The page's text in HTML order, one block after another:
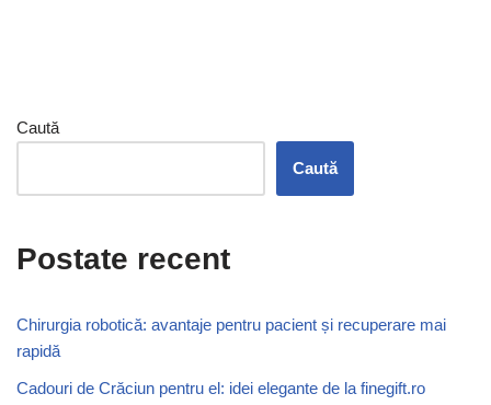
Caută
Caută
Postate recent
Chirurgia robotică: avantaje pentru pacient și recuperare mai
rapidă
Cadouri de Crăciun pentru el: idei elegante de la finegift.ro